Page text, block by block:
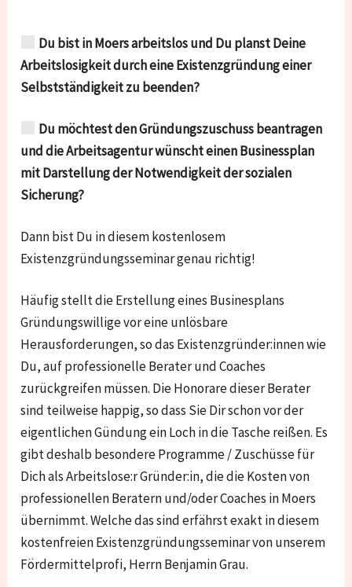
Du bist in Moers arbeitslos und Du planst Deine
Arbeitslosigkeit durch eine Existenzgründung einer
Selbstständigkeit zu beenden?
Du möchtest den Gründungszuschuss beantragen
und die Arbeitsagentur wünscht einen Businessplan
mit Darstellung der Notwendigkeit der sozialen
Sicherung?
Dann bist Du in diesem kostenlosem
Existenzgründungsseminar genau richtig!
Häufig stellt die Erstellung eines Businesplans
Gründungswillige vor eine unlösbare
Herausforderungen, so das Existenzgründer:innen wie
Du, auf professionelle Berater und Coaches
zurückgreifen müssen. Die Honorare dieser Berater
sind teilweise happig, so dass Sie Dir schon vor der
eigentlichen Gündung ein Loch in die Tasche reißen. Es
gibt deshalb besondere Programme / Zuschüsse für
Dich als Arbeitslose:r Gründer:in, die die Kosten von
professionellen Beratern und/oder Coaches in Moers
übernimmt. Welche das sind erfährst exakt in diesem
kostenfreien Existenzgründungsseminar von unserem
Fördermittelprofi, Herrn Benjamin Grau.